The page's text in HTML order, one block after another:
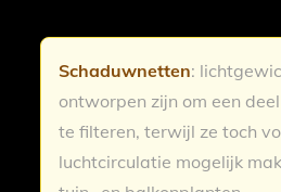
Schaduwnetten:
ontworpen zijn om een
te filteren, terwijl ze toch
luchtcirculatie mogelijk